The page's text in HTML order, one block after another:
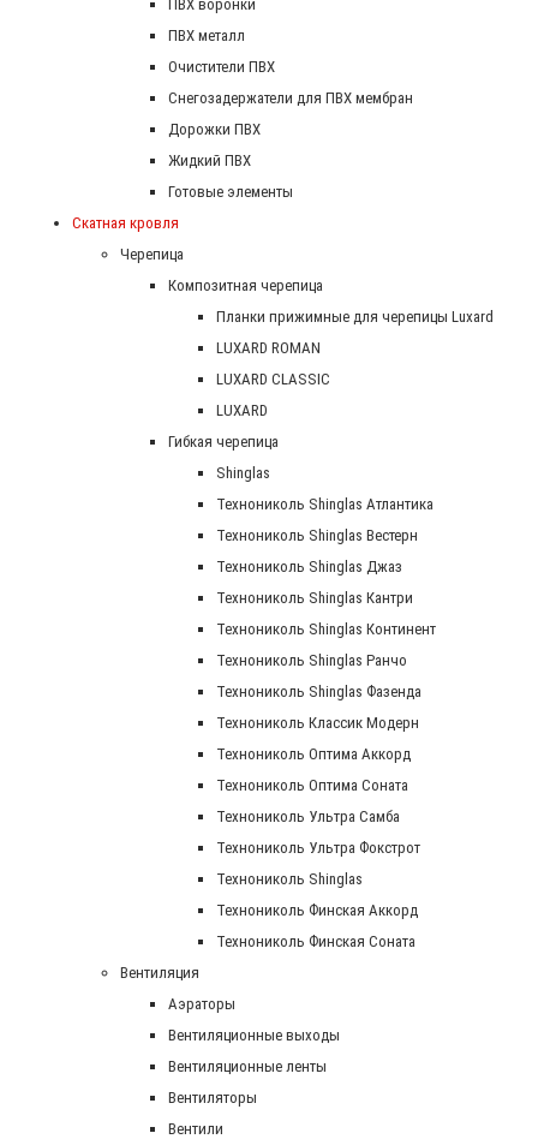
ПВХ воронки
ПВХ металл
Очистители ПВХ
Снегозадержатели для ПВХ мембран
Дорожки ПВХ
Жидкий ПВХ
Готовые элементы
Скатная кровля
Черепица
Композитная черепица
Планки прижимные для черепицы Luxard
LUXARD ROMAN
LUXARD CLASSIC
LUXARD
Гибкая черепица
Shinglas
Технониколь Shinglas Атлантика
Технониколь Shinglas Вестерн
Технониколь Shinglas Джаз
Технониколь Shinglas Кантри
Технониколь Shinglas Континент
Технониколь Shinglas Ранчо
Технониколь Shinglas Фазенда
Технониколь Классик Модерн
Технониколь Оптима Аккорд
Технониколь Оптима Соната
Технониколь Ультра Самба
Технониколь Ультра Фокстрот
Технониколь Shinglas
Технониколь Финская Аккорд
Технониколь Финская Соната
Вентиляция
Аэраторы
Вентиляционные выходы
Вентиляционные ленты
Вентиляторы
Вентили